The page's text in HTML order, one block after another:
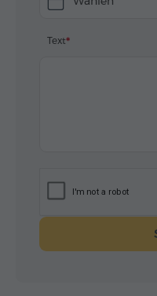
Text